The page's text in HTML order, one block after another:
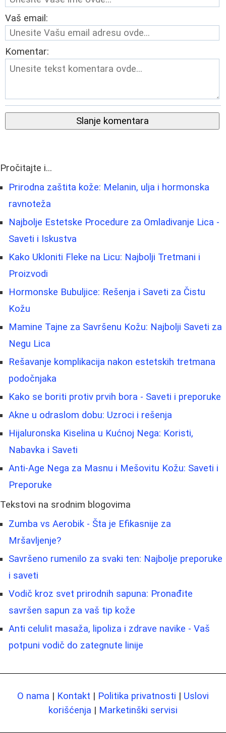
Vaš email:
Komentar:
Slanje komentara
Pročitajte i...
Prirodna zaštita kože: Melanin, ulja i hormonska
ravnoteža
Najbolje Estetske Procedure za Omladivanje Lica -
Saveti i Iskustva
Kako Ukloniti Fleke na Licu: Najbolji Tretmani i
Proizvodi
Hormonske Bubuljice: Rešenja i Saveti za Čistu
Kožu
Mamine Tajne za Savršenu Kožu: Najbolji Saveti za
Negu Lica
Rešavanje komplikacija nakon estetskih tretmana
podočnjaka
Kako se boriti protiv prvih bora - Saveti i preporuke
Akne u odraslom dobu: Uzroci i rešenja
Hijaluronska Kiselina u Kućnoj Nega: Koristi,
Nabavka i Saveti
Anti-Age Nega za Masnu i Mešovitu Kožu: Saveti i
Preporuke
Tekstovi na srodnim blogovima
Zumba vs Aerobik - Šta je Efikasnije za
Mršavljenje?
Savršeno rumenilo za svaki ten: Najbolje preporuke
i saveti
Vodič kroz svet prirodnih sapuna: Pronađite
savršen sapun za vaš tip kože
Anti celulit masaža, lipoliza i zdrave navike - Vaš
potpuni vodič do zategnute linije
O nama | Kontakt | Politika privatnosti | Uslovi
korišćenja | Marketinški servisi